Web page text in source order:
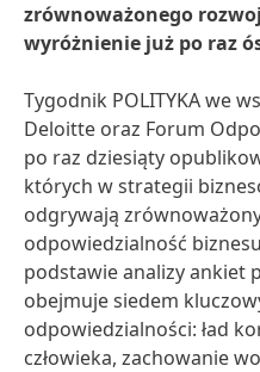
zrównoważonego
wyróżnienie już po raz
Tygodnik POLITYKA we
Deloitte oraz Forum
po raz dziesiąty
których w strategii
odgrywają
odpowiedzialność
podstawie analizy ankiet
obejmuje siedem
odpowiedzialności: ład
człowieka, zachowanie